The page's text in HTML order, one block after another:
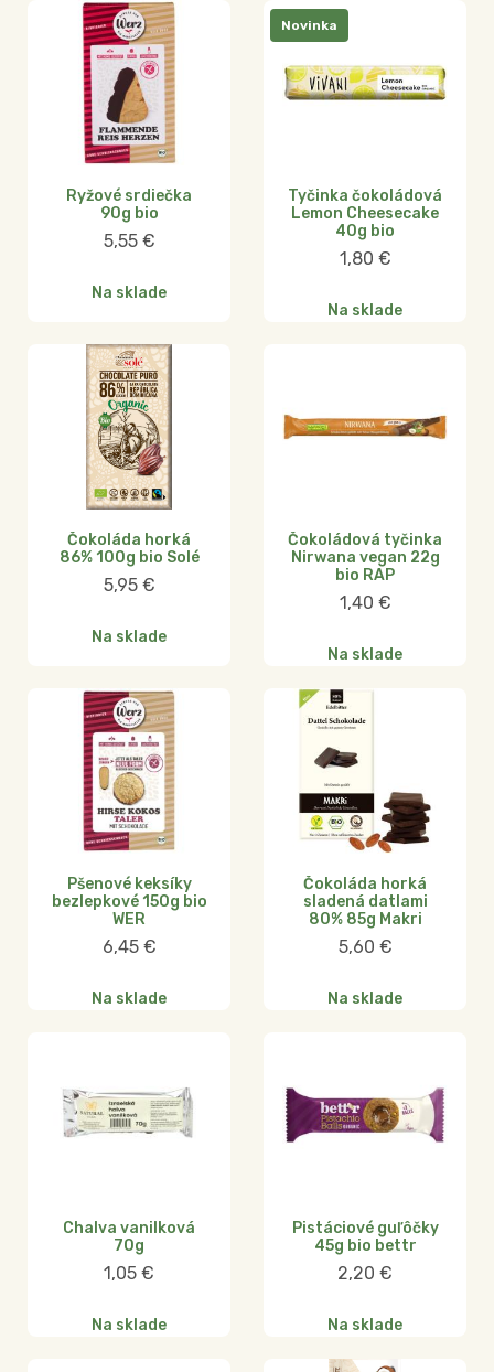
Ryžové srdiečka
90g bio
5,55 €
Na sklade
Novinka
Tyčinka čokoládová
Lemon Cheesecake
40g bio
1,80 €
Na sklade
Čokoláda horká
86% 100g bio Solé
5,95 €
Na sklade
Čokoládová tyčinka
Nirwana vegan 22g
bio RAP
1,40 €
Na sklade
Pšenové keksíky
bezlepkové 150g bio
WER
6,45 €
Na sklade
Čokoláda horká
sladená datlami
80% 85g Makri
5,60 €
Na sklade
Chalva vanilková
70g
1,05 €
Na sklade
Pistáciové guľôčky
45g bio bettr
2,20 €
Na sklade